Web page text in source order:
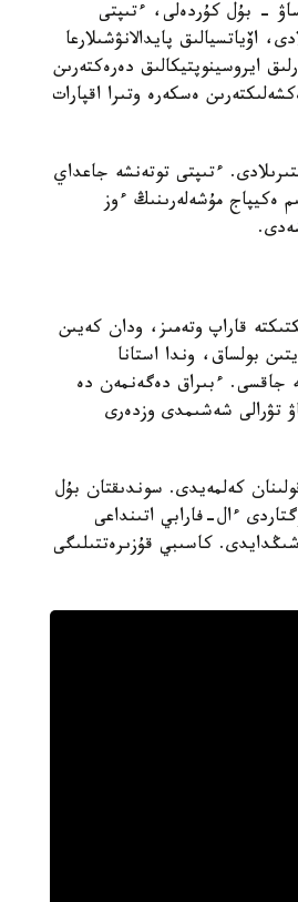
- بۇل كۇردەلى، ءتىپتى
ءار 3 ساعات سايىن جاڭارتىلادى، اۆياتسيالىق پايدالانۋشىلارعا
بارلىق ايروسينوپتيكالىق دەرەكتەرىن
ەسكەرە وتىرا اقپارات
ءتىپتى توتەنشە جاعداي
ەكيپاج مۇشەلەرىنىڭ ءوز
قاراپ وتەمىز، ودان كەيىن
بولساق، وندا استانا
جاقسى. ءبىراق دەگەنمەن دە
تۋرالى شەشىمدى وزدەرى
كەلمەيدى. سوندىقتان بۇل
ءال-فارابي اتىنداعى
كاسىبي قۇزىرەتتىلىگى